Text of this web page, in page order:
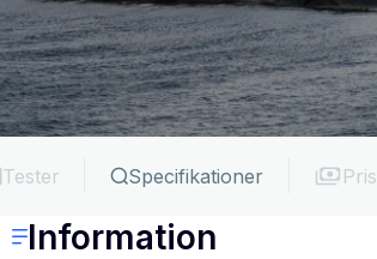
Tester Specifikationer Pris
Information